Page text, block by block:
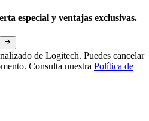
especial y ventajas exclusivas.
de Logitech. Puedes cancelar
Consulta nuestra Política de